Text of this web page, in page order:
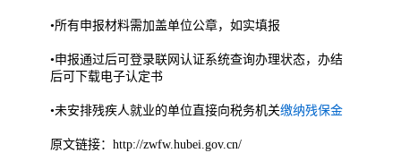
•所有申报材料需加盖单位公章，如实填报
•申报通过后可登录联网认证系统查询办理状态，办结
后可下载电子认定书
•未安排残疾人就业的单位直接向税务机关缴纳残保金
原文链接：http://zwfw.hubei.gov.cn/